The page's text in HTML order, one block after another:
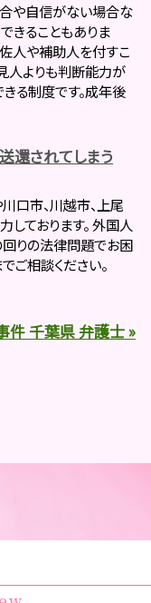
や自信がない場合な
きることもありま
人や補助人を付すこ
人よりも判断能力が
る制度です。成年後
還されてしまう
口市、川越市、上尾
ております。 外国人
回りの法律問題でお困
ご相談ください。
件 千葉県 弁護士 »